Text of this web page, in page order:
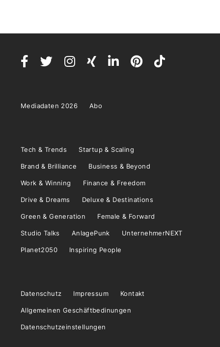
Mediadaten 2026 Abo
Tech & Trends Startup & Scaling
Brand & Brilliance Business & Beyond
Work & Winning Finance & Freedom
Drive & Dreams Deluxe & Destinations
Green & Generation Female & Forward
Studio Talks AnlagePunk UnternehmerNEXT
Planet2050 Inspiring People
Datenschutz Impressum Kontakt
Allgemeinen Geschäftbedinungen
Datenschutzeinstellungen